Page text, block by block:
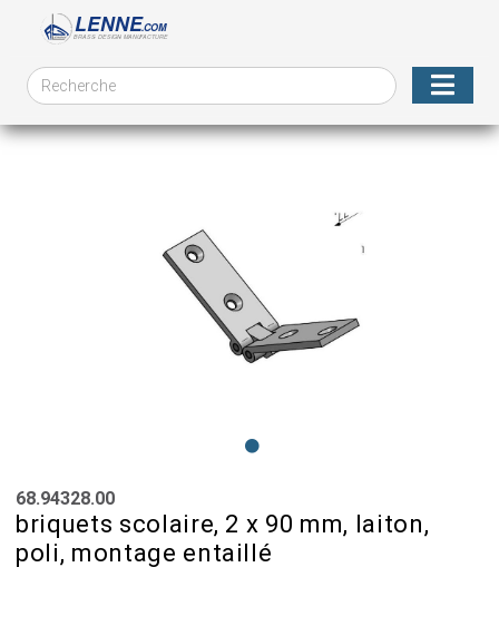
68.94328.00
briquets scolaire, 2 x 90 mm, laiton,
poli, montage entaillé